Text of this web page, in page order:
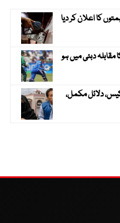
کا اعلان کر دیا
بھارت کا مقابلہ دبئی میں ہو
کیس، دلائل مکمل،